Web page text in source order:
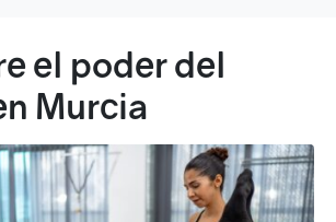
el poder del
Murcia